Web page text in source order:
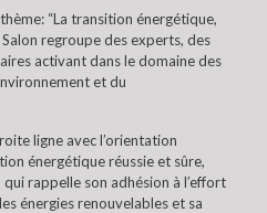
“La transition énergétique,
regroupe des experts, des
activant dans le domaine des
et du
ligne avec l’orientation
énergétique réussie et sûre,
rappelle son adhésion à l’effort
énergies renouvelables et sa